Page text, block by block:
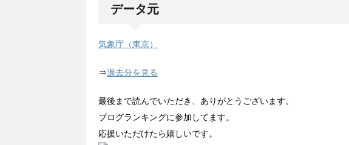
データ元
気象庁（東京）
⇒過去分を見る
最後まで読んでいただき、ありがとうございます。
ブログランキングに参加してます。
応援いただけたら嬉しいです。